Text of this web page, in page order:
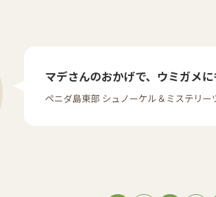
マデさんのおかげで、ウミガメに
ペニダ島東部 シュノーケル＆ミステリー